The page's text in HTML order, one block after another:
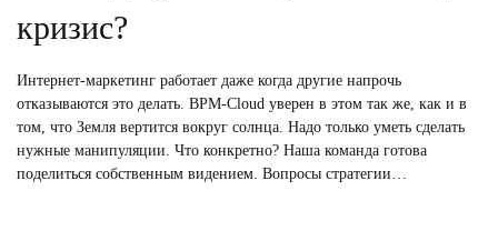
кризис?
Интернет-маркетинг работает даже когда другие напрочь
отказываются это делать. BPM-Cloud уверен в этом так же, как и в
том, что Земля вертится вокруг солнца. Надо только уметь сделать
нужные манипуляции. Что конкретно? Наша команда готова
поделиться собственным видением. Вопросы стратегии…